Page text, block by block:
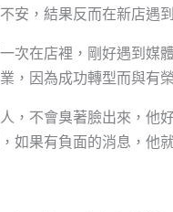
安，結果反而在新店遇
次在店裡，剛好遇到
，因為成功轉型而與有
，不會臭著臉出來，
如果有負面的消息，他